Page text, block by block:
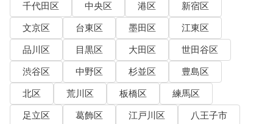
千代田区 中央区 港区
新宿区
文京区
台東区 墨田区
江東区
品川区
目黒区 大田区
世田谷区
渋谷区
中野区 杉並区
豊島区
北区
荒川区 板橋区
練馬区
足立区
葛飾区 江戸川区
八王子市